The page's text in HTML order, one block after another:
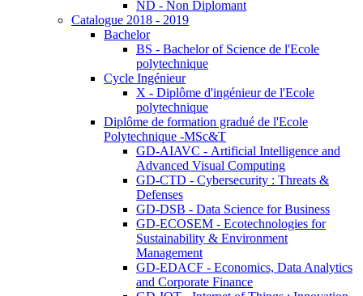
ND - Non Diplomant
Catalogue 2018 - 2019
Bachelor
BS - Bachelor of Science de l'Ecole
polytechnique
Cycle Ingénieur
X - Diplôme d'ingénieur de l'Ecole
polytechnique
Diplôme de formation gradué de l'Ecole
Polytechnique -MSc&T
GD-AIAVC - Artificial Intelligence and
Advanced Visual Computing
GD-CTD - Cybersecurity : Threats &
Defenses
GD-DSB - Data Science for Business
GD-ECOSEM - Ecotechnologies for
Sustainability & Environment
Management
GD-EDACF - Economics, Data Analytics
and Corporate Finance